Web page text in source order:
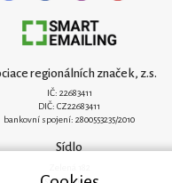
regionálních značek, z.s.
IČ: 22683411
DIČ: CZ22683411
bankovní spojení: 2800553235/2010
Sídlo
251 62 Mukařov